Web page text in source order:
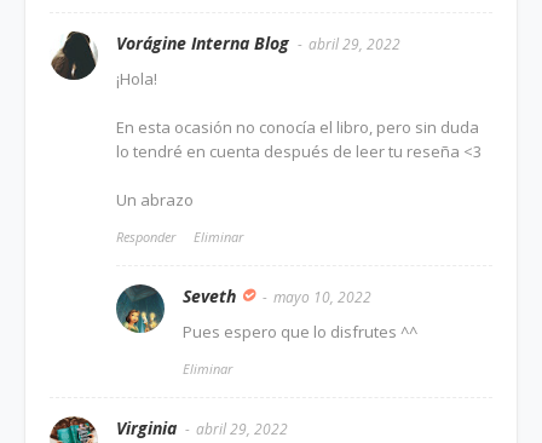
Vorágine Interna Blog abril 29, 2022
¡Hola!
En esta ocasión no conocía el libro, pero sin duda
lo tendré en cuenta después de leer tu reseña <3
Un abrazo
Responder Eliminar
Seveth mayo 10, 2022
Pues espero que lo disfrutes ^^
Eliminar
Virginia abril 29, 2022